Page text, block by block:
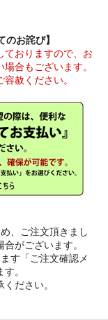
のお詫び】
おりますので、お
合もございます。
赦ください。
、ご注文頂きまし
がございます。
す「ご注文確認メ
。
ださい。